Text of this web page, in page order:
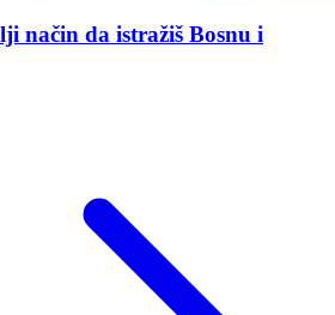
način da istražiš Bosnu i